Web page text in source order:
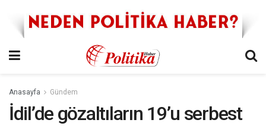
Anasayfa Gündem
İdil’de gözaltıların 19’u serbest